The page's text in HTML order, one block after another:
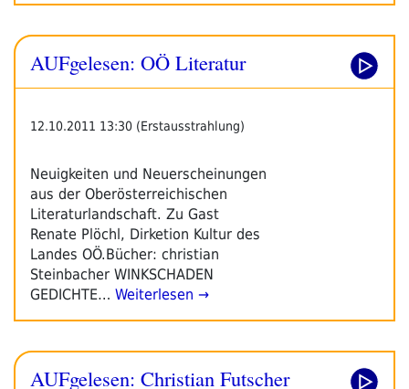
AUFgelesen: OÖ Literatur
12.10.2011 13:30 (Erstausstrahlung)
Neuigkeiten und Neuerscheinungen
aus der Oberösterreichischen
Literaturlandschaft. Zu Gast
Renate Plöchl, Dirketion Kultur des
Landes OÖ.Bücher: christian
Steinbacher WINKSCHADEN
GEDICHTE… Weiterlesen →
AUFgelesen: Christian Futscher